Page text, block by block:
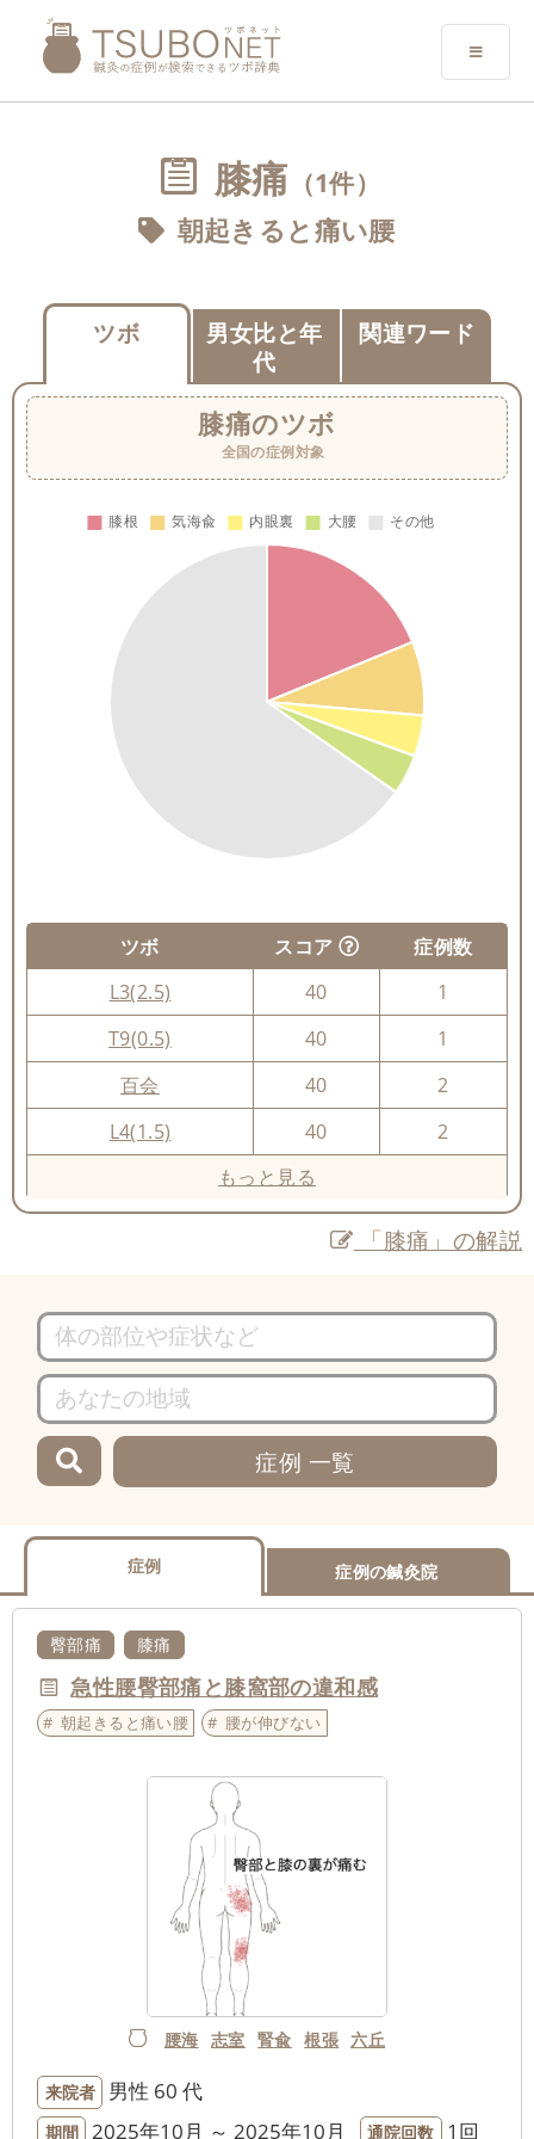
膝痛 （1件）
朝起きると痛い腰
ツボ
男女比と年
代
関連ワード
膝痛のツボ
全国の症例対象
ツボ スコア
症例数
L3(2.5)
40
1
T9(0.5)
40
1
百会
40
2
L4(1.5)
40
2
もっと見る
「膝痛」の解説
症例 一覧
症例 症例の鍼灸院
臀部痛 膝痛
急性腰臀部痛と膝窩部の違和感
朝起きると痛い腰 腰が伸びない
腰海 志室 腎兪 根張 六丘
来院者 男性 60 代
期間 2025年10月 ～ 2025年10月 通院回数 1回